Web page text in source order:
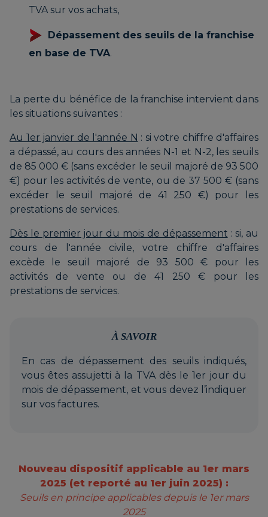
TVA sur vos achats,
Dépassement des seuils de la franchise
en base de TVA.
La perte du bénéfice de la franchise intervient dans
les situations suivantes :
Au 1er janvier de l'année N : si votre chiffre d'affaires
a dépassé, au cours des années N-1 et N-2, les seuils
de 85 000 € (sans excéder le seuil majoré de 93 500
€) pour les activités de vente, ou de 37 500 € (sans
excéder le seuil majoré de 41 250 €) pour les
prestations de services.
Dès le premier jour du mois de dépassement : si, au
cours de l'année civile, votre chiffre d'affaires
excède le seuil majoré de 93 500 € pour les
activités de vente ou de 41 250 € pour les
prestations de services.
À SAVOIR
En cas de dépassement des seuils indiqués,
vous êtes assujetti à la TVA dès le 1er jour du
mois de dépassement, et vous devez l’indiquer
sur vos factures.
Nouveau dispositif applicable au 1er mars
2025 (et reporté au 1er juin 2025) :
Seuils en principe applicables depuis le 1er mars
2025